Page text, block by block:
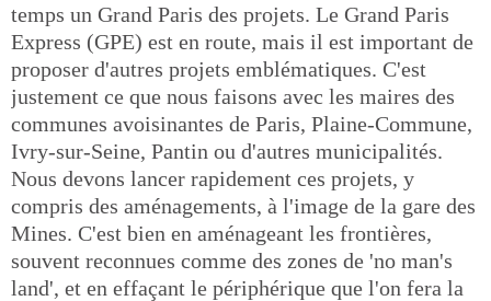
temps un Grand Paris des projets. Le Grand Paris
Express (GPE) est en route, mais il est important de
proposer d'autres projets emblématiques. C'est
justement ce que nous faisons avec les maires des
communes avoisinantes de Paris, Plaine-Commune,
Ivry-sur-Seine, Pantin ou d'autres municipalités.
Nous devons lancer rapidement ces projets, y
compris des aménagements, à l'image de la gare des
Mines. C'est bien en aménageant les frontières,
souvent reconnues comme des zones de 'no man's
land', et en effaçant le périphérique que l'on fera la